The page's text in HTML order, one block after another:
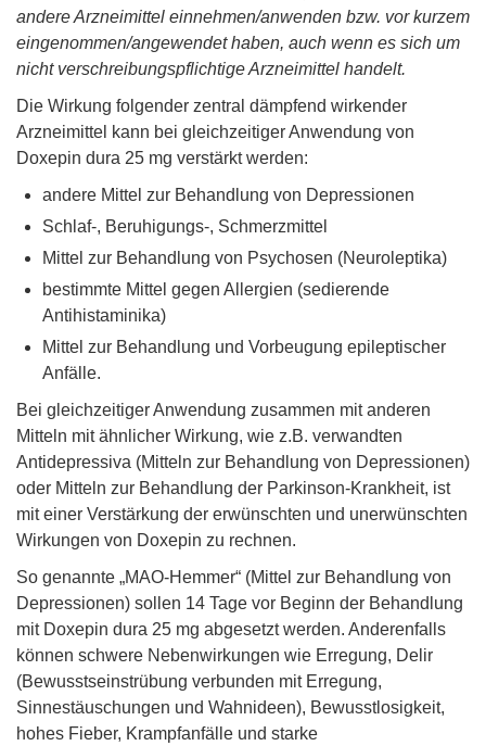
andere Arzneimittel einnehmen/anwenden bzw. vor kurzem
eingenommen/angewendet haben, auch wenn es sich um
nicht verschreibungspflichtige Arzneimittel handelt.
Die Wirkung folgender zentral dämpfend wirkender
Arzneimittel kann bei gleichzeitiger Anwendung von
Doxepin dura 25 mg verstärkt werden:
andere Mittel zur Behandlung von Depressionen
Schlaf-, Beruhigungs-, Schmerzmittel
Mittel zur Behandlung von Psychosen (Neuroleptika)
bestimmte Mittel gegen Allergien (sedierende
Antihistaminika)
Mittel zur Behandlung und Vorbeugung epileptischer
Anfälle.
Bei gleichzeitiger Anwendung zusammen mit anderen
Mitteln mit ähnlicher Wirkung, wie z.B. verwandten
Antidepressiva (Mitteln zur Behandlung von Depressionen)
oder Mitteln zur Behandlung der Parkinson-Krankheit, ist
mit einer Verstärkung der erwünschten und unerwünschten
Wirkungen von Doxepin zu rechnen.
So genannte „MAO-Hemmer“ (Mittel zur Behandlung von
Depressionen) sollen 14 Tage vor Beginn der Behandlung
mit Doxepin dura 25 mg abgesetzt werden. Anderenfalls
können schwere Nebenwirkungen wie Erregung, Delir
(Bewusstseinstrübung verbunden mit Erregung,
Sinnestäuschungen und Wahnideen), Bewusstlosigkeit,
hohes Fieber, Krampfanfälle und starke